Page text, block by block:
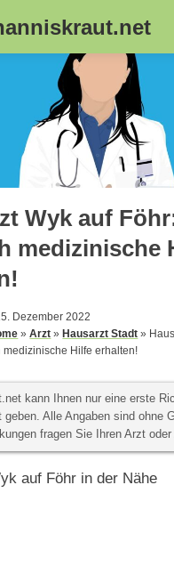
Wyk auf
medizinische
Dezember 2022
»Arzt »Hausarzt Stadt »
medizinische Hilfe erhalten!
kann Ihnen nur eine erste
geben. Alle Angaben sind ohne
fragen Sie Ihren Arzt oder
auf Föhr in der Nähe